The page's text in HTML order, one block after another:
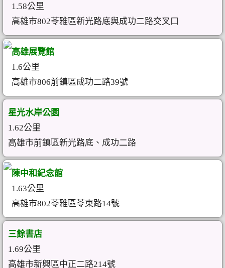
1.58公里
高雄市802苓雅區新光路底與成功二路交叉口
高雄展覽館
1.6公里
高雄市806前鎮區成功二路39號
星光水岸公園
1.62公里
高雄市前鎮區新光路底、成功二路
陳中和紀念館
1.63公里
高雄市802苓雅區苓東路14號
三餘書店
1.69公里
高雄市新興區中正二路214號